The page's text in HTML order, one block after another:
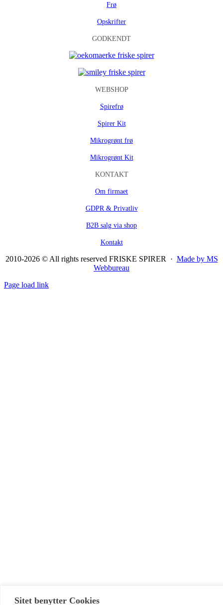
Sitet benytter Cookies
Frø
Opskrifter
GODKENDT
WEBSHOP
Spirefrø
Spirer Kit
Mikrogrønt frø
Mikrogrønt Kit
KONTAKT
Om firmaet
GDPR & Privatliv
B2B salg via shop
Kontakt
2010-2026 © All rights reserved FRISKE SPIRER · Made by MS
Webbureau
Page load link